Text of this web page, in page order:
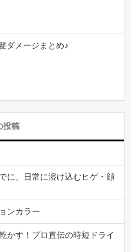
ダメージまとめ♪
投稿
に、日常に溶け込むヒゲ・顔
ンカラー
かす！プロ直伝の時短ドライ